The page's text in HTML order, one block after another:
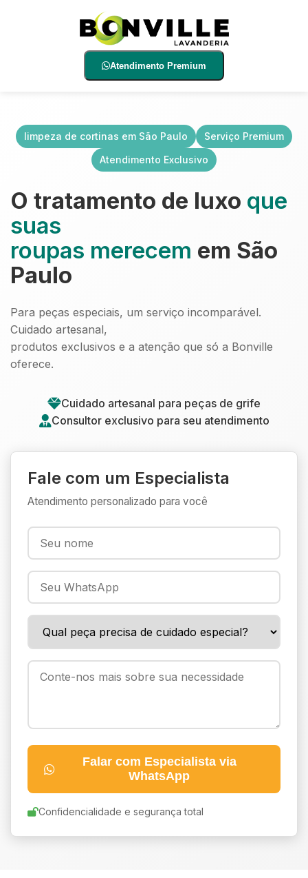
Atendimento Premium
limpeza de cortinas em São Paulo
Serviço Premium
Atendimento Exclusivo
O tratamento de luxo que
suas
roupas merecem em São
Paulo
Para peças especiais, um serviço incomparável.
Cuidado artesanal,
produtos exclusivos e a atenção que só a Bonville
oferece.
Cuidado artesanal para peças de grife
Consultor exclusivo para seu atendimento
Fale com um Especialista
Atendimento personalizado para você
Falar com Especialista via
WhatsApp
Confidencialidade e segurança total